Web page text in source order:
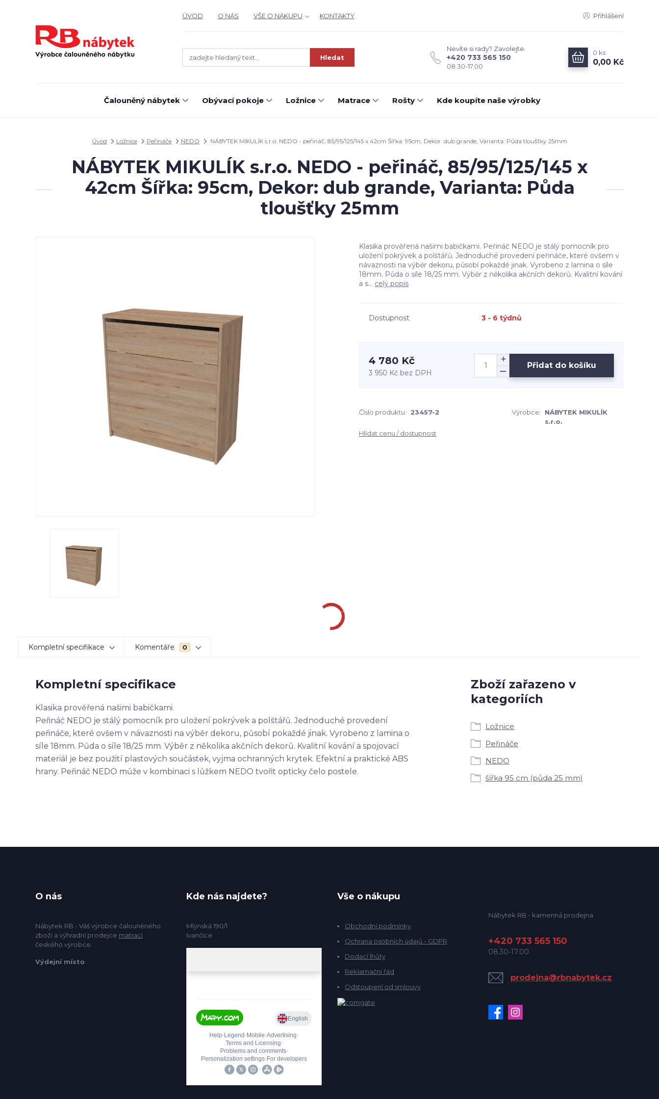
ÚVOD O NÁS VŠE O NÁKUPU KONTAKTY Přihlášení
Hledat
Nevíte si rady? Zavolejte.
+420 733 565 150
08.30-17.00
0 ks
0,00 Kč
Čalouněný nábytek Obývací pokoje Ložnice Matrace Rošty Kde koupíte naše výrobky
Úvod Ložnice Peřináče NEDO NÁBYTEK MIKULÍK s.r.o. NEDO - peřináč, 85/95/125/145 x 42cm Šířka: 95cm, Dekor: dub grande, Varianta: Půda tloušťky 25mm
NÁBYTEK MIKULÍK s.r.o. NEDO - peřináč, 85/95/125/145 x
42cm Šířka: 95cm, Dekor: dub grande, Varianta: Půda
tloušťky 25mm
Klasika prověřená našimi babičkami. Peřináč NEDO je stálý pomocník pro
uložení pokrývek a polštářů. Jednoduché provedení peřináče, které ovšem v
návaznosti na výběr dekoru, působí pokaždé jinak. Vyrobeno z lamina o síle
18mm. Půda o síle 18/25 mm. Výběr z několika akčních dekorů. Kvalitní kování
a s... celý popis
Dostupnost 3 - 6 týdnů
4 780 Kč
3 950 Kč bez DPH
Přidat do košíku
Číslo produktu: 23457-2 Výrobce:
NÁBYTEK MIKULÍK
s.r.o.
Hlídat cenu / dostupnost
Kompletní specifikace Komentáře 0
Kompletní specifikace
Klasika prověřená našimi babičkami.
Peřináč NEDO je stálý pomocník pro uložení pokrývek a polštářů. Jednoduché provedení
peřináče, které ovšem v návaznosti na výběr dekoru, působí pokaždé jinak. Vyrobeno z lamina o
síle 18mm. Půda o síle 18/25 mm. Výběr z několika akčních dekorů. Kvalitní kování a spojovací
materiál je bez použití plastových součástek, vyjma ochranných krytek. Efektní a praktické ABS
hrany. Peřináč NEDO může v kombinaci s lůžkem NEDO tvořit opticky čelo postele.
Zboží zařazeno v
kategoriích
Ložnice
Peřináče
NEDO
šířka 95 cm (půda 25 mm)
O nás
Nábytek RB - Váš výrobce čalouněného
zboží a výhradní prodejce matrací
českého výrobce.
Výdejní místo
Kde nás najdete?
Mlýnská 190/1
Ivančice
Vše o nákupu
Obchodní podmínky
Ochrana osobních údajů - GDPR
Dodací lhůty
Reklamační řád
Odstoupení od smlouvy
Nábytek RB - kamenná prodejna
+420 733 565 150
08.30-17.00
prodejna@rbnabytek.cz